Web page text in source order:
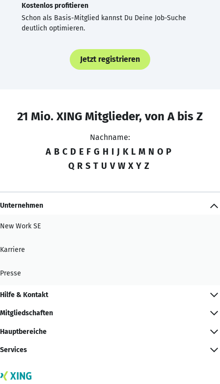
Kostenlos profitieren
Schon als Basis-Mitglied kannst Du Deine Job-Suche
deutlich optimieren.
Jetzt registrieren
21 Mio. XING Mitglieder, von A bis Z
Nachname:
A B C D E F G H I J K L M N O P
Q R S T U V W X Y Z
Unternehmen
New Work SE
Karriere
Presse
Hilfe & Kontakt
Mitgliedschaften
Hauptbereiche
Services